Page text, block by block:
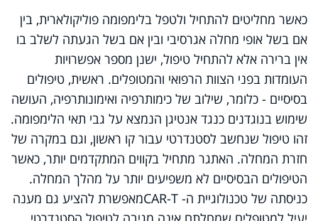
כאשר מחליטים להתחיל ולטפל בלימפומה פוליקולארית, בין
אם בשל אופי מחלה אגרסיבי ובין אם בשל הגעתה לשלב בו
אין ברירה אלא להתחיל טיפול, ישנן מספר אפשרויות
העומדות בפני הצוות הרפואי והמטופלים. ראשית, טיפולים
בסיסיים - כלומר, שילוב של כימותרפיה ואימונותרפיה, העושה
שימוש בנוגדנים כנגד אנטיגן הנמצא על גבי תאי הלימפומה.
זהו טיפול שנחשב לסטנדרטי עבור קו ראשון, וגם במקרה של
חזרת המחלה. האתגר מתחיל בקווים המתקדמים יותר, כאשר
הטיפולים הבסיסיים לא משפיעים יותר על מהלך המחלה.
כניסתה של טכנולוגיית ה- CAR-Tמאפשרת להציע גם מענה